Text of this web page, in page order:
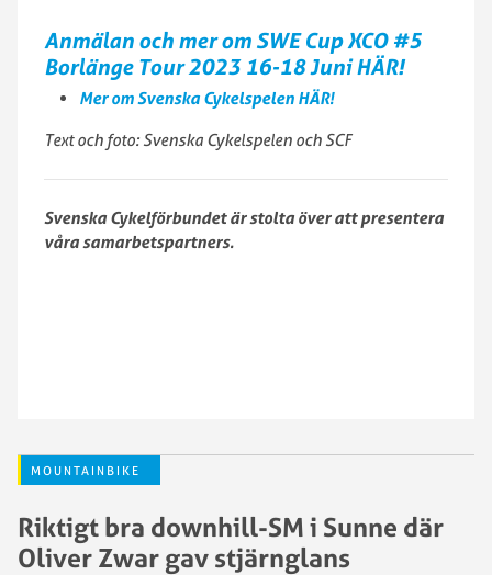
Anmälan och mer om SWE Cup XCO #5
Borlänge Tour 2023 16-18 Juni HÄR!
Mer om Svenska Cykelspelen HÄR!
Text och foto: Svenska Cykelspelen och SCF
Svenska Cykelförbundet är stolta över att presentera
våra samarbetspartners.
MOUNTAINBIKE
Riktigt bra downhill-SM i Sunne där
Oliver Zwar gav stjärnglans